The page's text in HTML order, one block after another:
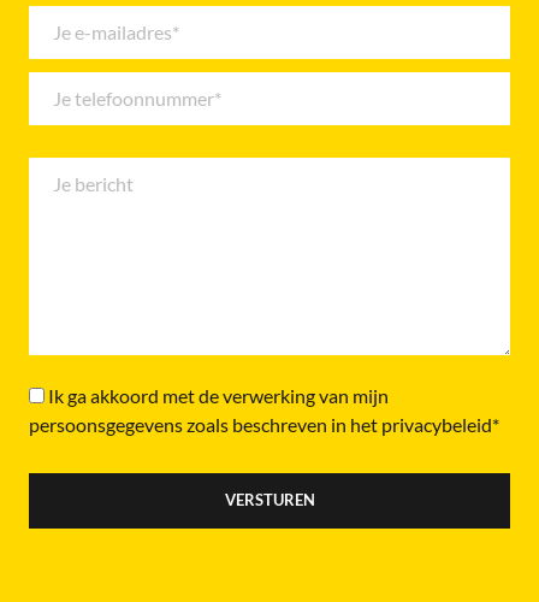
Ik ga akkoord met de verwerking van mijn
persoonsgegevens zoals beschreven in het privacybeleid*